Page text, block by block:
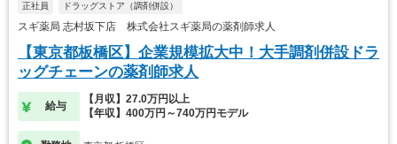
正社員 ドラッグストア（調剤併設）
スギ薬局 志村坂下店 株式会社スギ薬局の薬剤師求人
【東京都板橋区】企業規模拡大中！大手調剤併設ドラ
ッグチェーンの薬剤師求人
給与
【月収】27.0万円以上
【年収】400万円～740万円モデル